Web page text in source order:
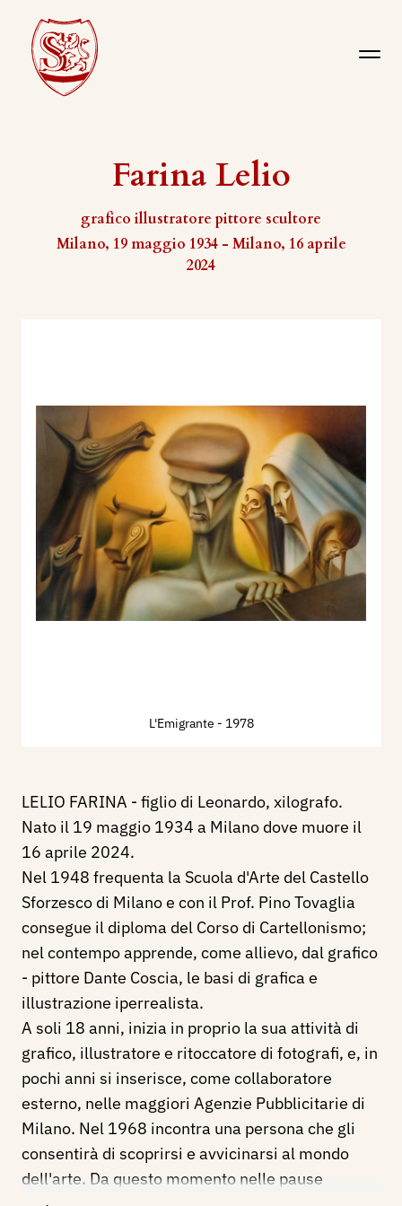
Farina Lelio
grafico illustratore pittore scultore
Milano, 19 maggio 1934 - Milano, 16 aprile
2024
L'Emigrante - 1978
LELIO FARINA - figlio di Leonardo, xilografo.
Nato il 19 maggio 1934 a Milano dove muore il
16 aprile 2024.
Nel 1948 frequenta la Scuola d'Arte del Castello
Sforzesco di Milano e con il Prof. Pino Tovaglia
consegue il diploma del Corso di Cartellonismo;
nel contempo apprende, come allievo, dal grafico
- pittore Dante Coscia, le basi di grafica e
illustrazione iperrealista.
A soli 18 anni, inizia in proprio la sua attività di
grafico, illustratore e ritoccatore di fotografi, e, in
pochi anni si inserisce, come collaboratore
esterno, nelle maggiori Agenzie Pubblicitarie di
Milano. Nel 1968 incontra una persona che gli
consentirà di scoprirsi e avvicinarsi al mondo
dell'arte. Da questo momento nelle pause